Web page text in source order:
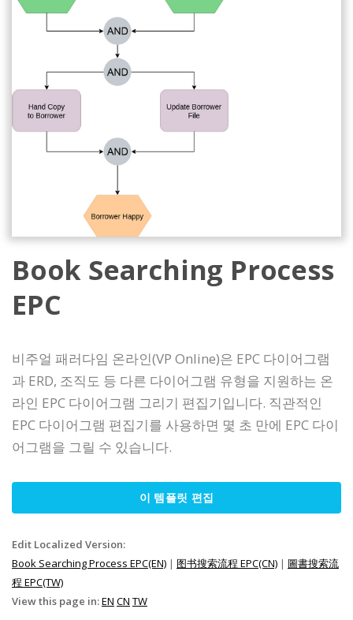
Book Searching Process
EPC
비주얼 패러다임 온라인(VP Online)은 EPC 다이어그램
과 ERD, 조직도 등 다른 다이어그램 유형을 지원하는 온
라인 EPC 다이어그램 그리기 편집기입니다. 직관적인
EPC 다이어그램 편집기를 사용하면 몇 초 만에 EPC 다이
어그램을 그릴 수 있습니다.
이 템플릿 편집
Edit Localized Version:
Book Searching Process EPC(EN) | 图书搜索流程 EPC(CN) | 圖書搜索流
程 EPC(TW)
View this page in:EN CN TW